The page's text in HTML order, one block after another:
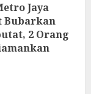
Jaya
Bubarkan
2 Orang